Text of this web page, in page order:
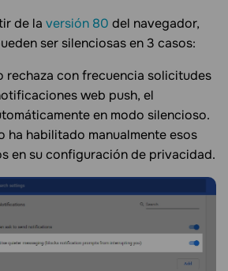
de la versión 80 del navegador,
ser silenciosas en 3 casos:
rechaza con frecuencia solicitudes
web push, el
en modo silencioso.
ha habilitado manualmente esos
en su configuración de privacidad.